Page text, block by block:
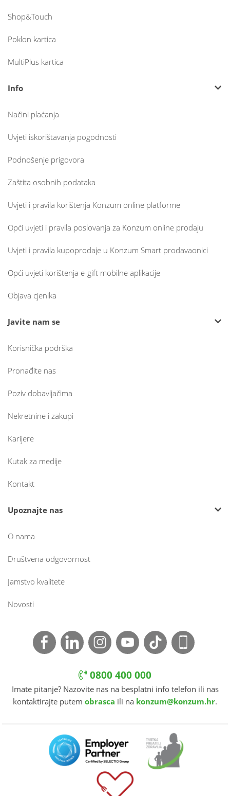
Shop&Touch
Poklon kartica
MultiPlus kartica
Info
Načini plaćanja
Uvjeti iskorištavanja pogodnosti
Podnošenje prigovora
Zaštita osobnih podataka
Uvjeti i pravila korištenja Konzum online platforme
Opći uvjeti i pravila poslovanja za Konzum online prodaju
Uvjeti i pravila kupoprodaje u Konzum Smart prodavaonici
Opći uvjeti korištenja e-gift mobilne aplikacije
Objava cjenika
Javite nam se
Korisnička podrška
Pronađite nas
Poziv dobavljačima
Nekretnine i zakupi
Karijere
Kutak za medije
Kontakt
Upoznajte nas
O nama
Društvena odgovornost
Jamstvo kvalitete
Novosti
0800 400 000
Imate pitanje? Nazovite nas na besplatni info telefon ili nas
kontaktirajte putem obrasca ili na konzum@konzum.hr.